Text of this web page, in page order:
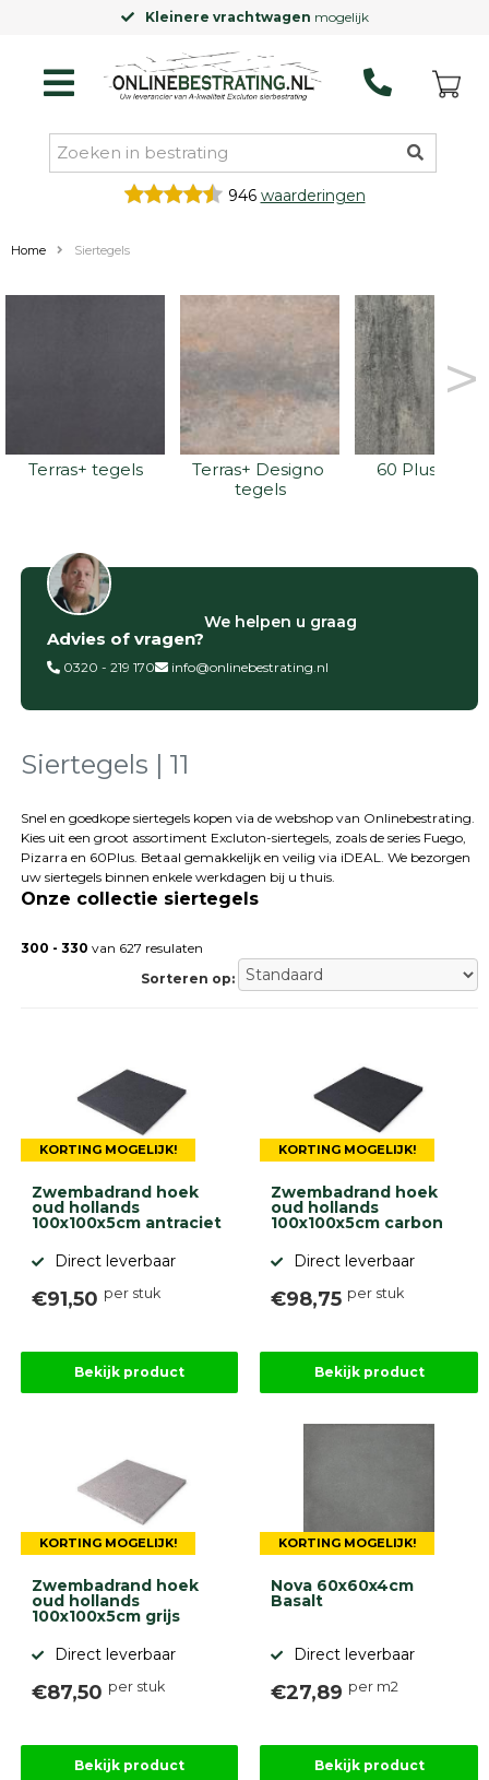
Kleinere vrachtwagen mogelijk
946 waarderingen
Home Siertegels
Terras+ tegels
Terras+ Designo
tegels
60 Plus
>
Filter op
Categorieën
Betontegels
tegels
Natuursteen
Terrastegels
Tuintegels
Stoeptegels
Buitentegels
Trommelstenen
Wildverband
bestrating
Straatklinkers
Betonbanden
Stapelblokken
Tuinaarde
betonelementen
Overig
Kunstgras
Compleet
(informatie)
Onlinebestrating.nl
Advies of vragen?
We helpen u graag
0320 - 219 170 info@onlinebestrating.nl
Siertegels | 11
Snel en goedkope siertegels kopen via de webshop van Onlinebestrating.
Kies uit een groot assortiment Excluton-siertegels, zoals de series Fuego,
Pizarra en 60Plus. Betaal gemakkelijk en veilig via iDEAL. We bezorgen
uw siertegels binnen enkele werkdagen bij u thuis.
Onze collectie siertegels
300 - 330 van 627 resulaten
Sorteren op:
KORTING MOGELIJK!
Zwembadrand hoek
oud hollands
100x100x5cm antraciet
Direct leverbaar
€91,50 per stuk
Bekijk product
KORTING MOGELIJK!
Zwembadrand hoek
oud hollands
100x100x5cm carbon
Direct leverbaar
€98,75 per stuk
Bekijk product
KORTING MOGELIJK!
Zwembadrand hoek
oud hollands
100x100x5cm grijs
Direct leverbaar
€87,50 per stuk
Bekijk product
KORTING MOGELIJK!
Nova 60x60x4cm
Basalt
Direct leverbaar
€27,89 per m2
Bekijk product